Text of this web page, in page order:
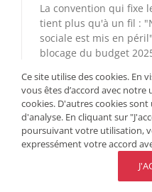
La convention qui fixe
tient plus qu'à un fil :
sociale est mis en
blocage du budget
médicaux, qui mettent
[...]
Ce site utilise des cookies. En
vous êtes d’accord avec notre
cookies. D'autres cookies sont
d'analyse. En cliquant sur
poursuivant votre utilisation,
expressément votre accord